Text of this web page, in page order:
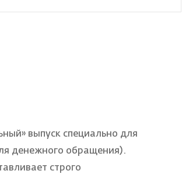
выпуск специально для
денежного обращения).
строго